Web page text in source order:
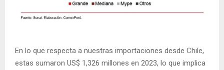
En lo que respecta a nuestras importaciones desde Chile,
estas sumaron US$ 1,326 millones en 2023, lo que implica